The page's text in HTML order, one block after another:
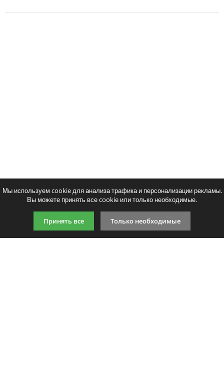
Мы используем cookie для анализа трафика и персонализации рекламы.
Вы можете принять все cookie или только необходимые.
Принять все Только необходимые